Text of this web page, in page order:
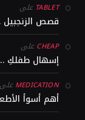
TABLET على
قصص
CHEAPعلى
إسهال طفلكِ …
MEDICATIONعلى
أهم أسوأ